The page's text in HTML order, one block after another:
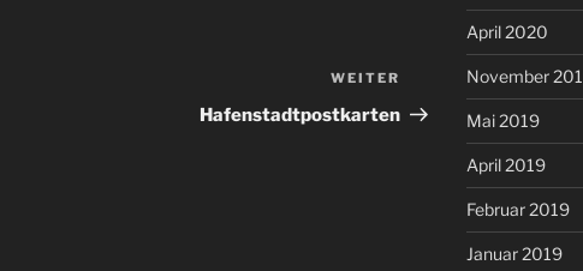
Nächster
Beitrag
WEITER
Hafenstadtpostkarten
April 2020
November
Mai 2019
April 2019
Februar 2019
Januar 2019